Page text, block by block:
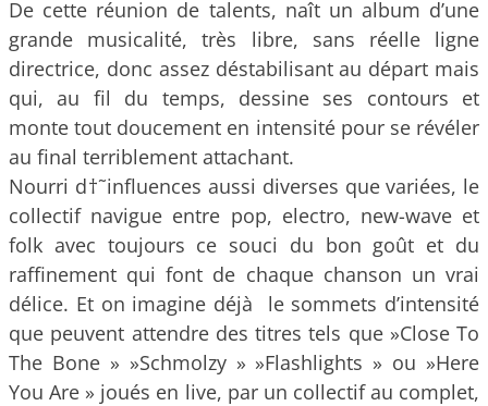
De cette réunion de talents, naît un album d’une
grande musicalité, très libre, sans réelle ligne
directrice, donc assez déstabilisant au départ mais
qui, au fil du temps, dessine ses contours et
monte tout doucement en intensité pour se révéler
au final terriblement attachant.
Nourri d†˜influences aussi diverses que variées, le
collectif navigue entre pop, electro, new-wave et
folk avec toujours ce souci du bon goût et du
raffinement qui font de chaque chanson un vrai
délice. Et on imagine déjà le sommets d’intensité
que peuvent attendre des titres tels que »Close To
The Bone » »Schmolzy » »Flashlights » ou »Here
You Are » joués en live, par un collectif au complet,